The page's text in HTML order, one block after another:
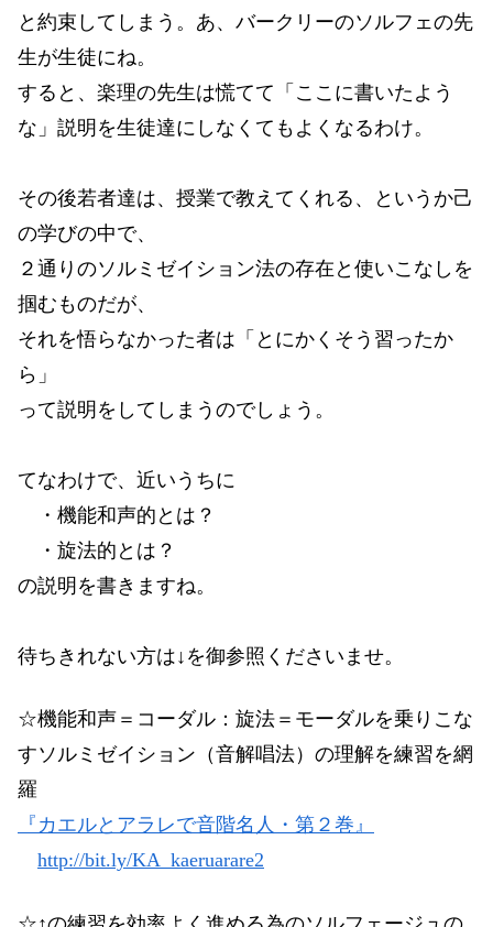
と約束してしまう。あ、バークリーのソルフェの先
生が生徒にね。
すると、楽理の先生は慌てて「ここに書いたよう
な」説明を生徒達にしなくてもよくなるわけ。
その後若者達は、授業で教えてくれる、というか己
の学びの中で、
２通りのソルミゼイション法の存在と使いこなしを
掴むものだが、
それを悟らなかった者は「とにかくそう習ったか
ら」
って説明をしてしまうのでしょう。
てなわけで、近いうちに
・機能和声的とは？
・旋法的とは？
の説明を書きますね。
待ちきれない方は↓を御参照くださいませ。
☆機能和声＝コーダル：旋法＝モーダルを乗りこな
すソルミゼイション（音解唱法）の理解を練習を網
羅
『カエルとアラレで音階名人・第２巻』
http://bit.ly/KA_kaeruarare2